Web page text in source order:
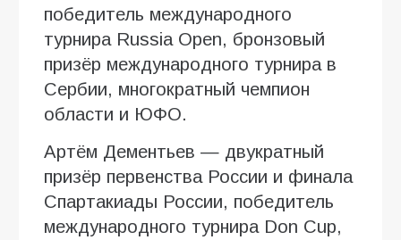
победитель международного
турнира Russia Open, бронзовый
призёр международного турнира в
Сербии, многократный чемпион
области и ЮФО.
Артём Дементьев — двукратный
призёр первенства России и финала
Спартакиады России, победитель
международного турнира Don Cup,